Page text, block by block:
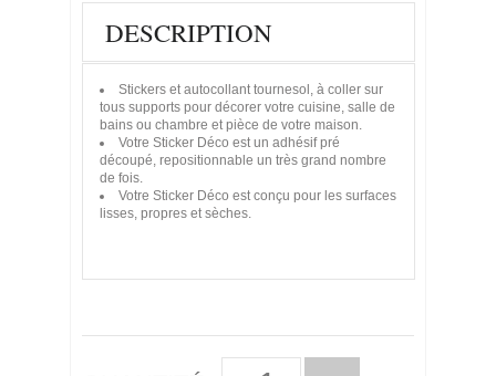
DESCRIPTION
Stickers et autocollant tournesol, à coller sur
tous supports pour décorer votre cuisine, salle de
bains ou chambre et pièce de votre maison.
Votre Sticker Déco est un adhésif pré
découpé, repositionnable un très grand nombre
de fois.
Votre Sticker Déco est conçu pour les surfaces
lisses, propres et sèches.